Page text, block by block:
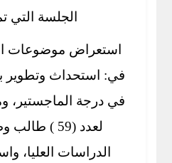
الجلسة التي
استعراض موضوعات
في: استحداث وتطوير
في درجة الماجستير،
لعدد (59 )
الدراسات العليا،